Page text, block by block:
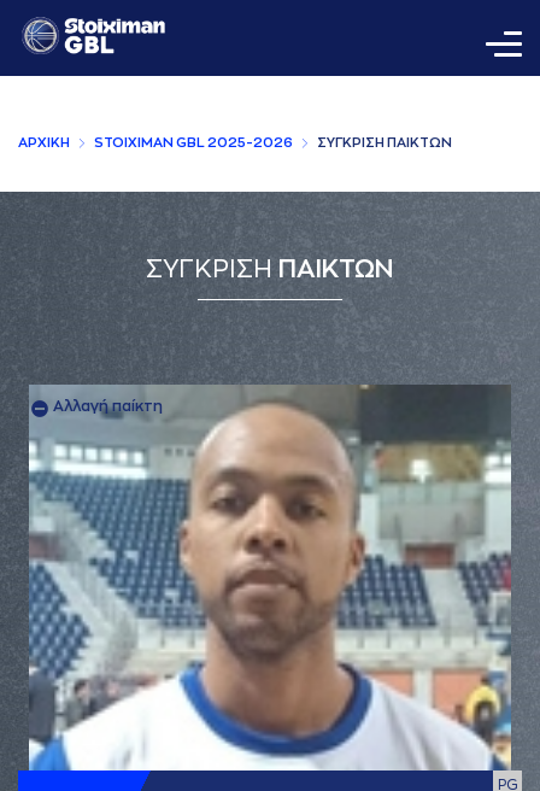
AΡΧΙΚΗ STOIXIMAN GBL 2025-2026 ΣΥΓΚΡΙΣΗ ΠAΙΚΤΩΝ
ΣΥΓΚΡΙΣΗ ΠΑΙΚΤΩΝ
PG
Αλλαγή παίκτη